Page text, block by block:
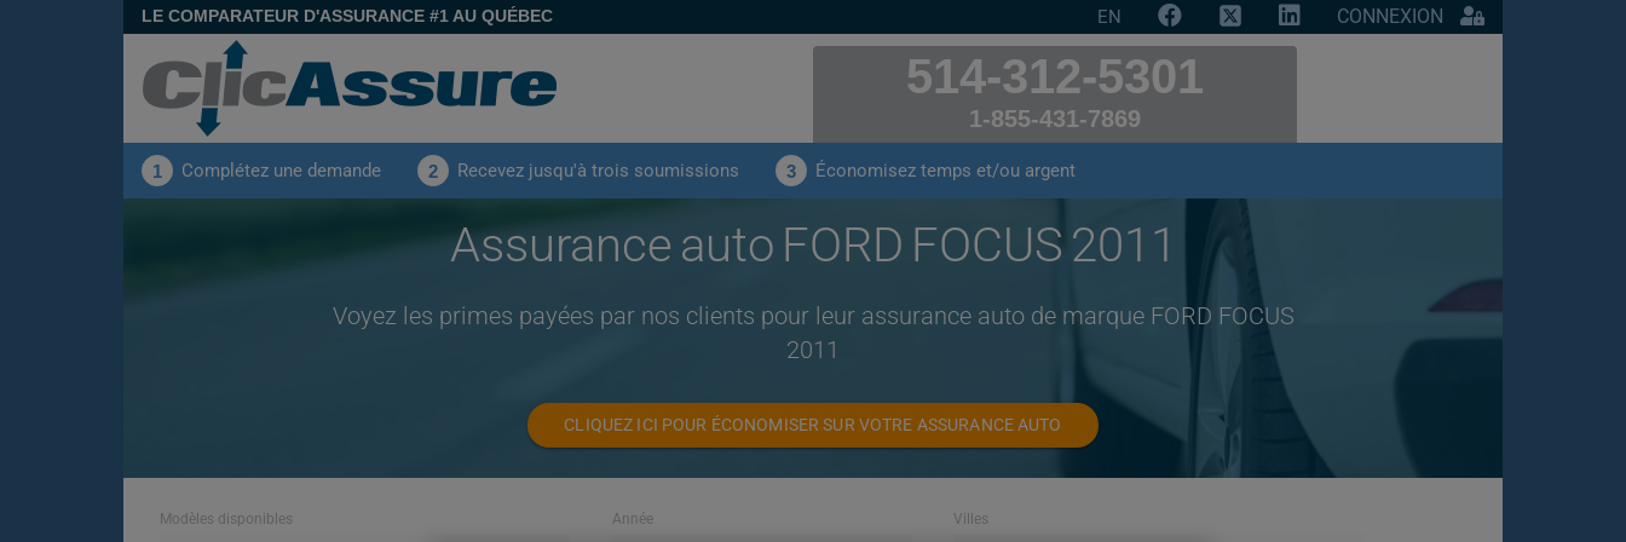
LE COMPARATEUR D'ASSURANCE #1 AU QUÉBEC EN CONNEXION
514-312-5301
1-855-431-7869
1 Complétez une demande 2 Recevez jusqu'à trois soumissions 3 Économisez temps et/ou argent
Assurance auto FORD FOCUS 2011
Voyez les primes payées par nos clients pour leur assurance auto de marque FORD FOCUS
2011
CLIQUEZ ICI POUR ÉCONOMISER SUR VOTRE ASSURANCE AUTO
Modèles disponibles Année Villes